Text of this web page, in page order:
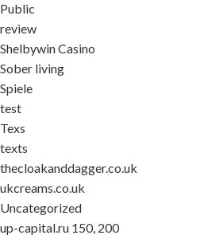
Public
review
Shelbywin Casino
Sober living
Spiele
test
Texs
texts
thecloakanddagger.co.uk
ukcreams.co.uk
Uncategorized
up-capital.ru 150, 200